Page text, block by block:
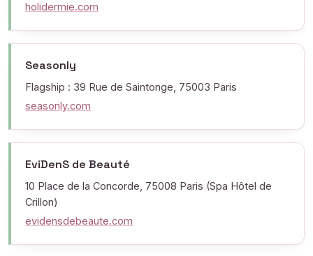
holidermie.com
Seasonly
Flagship : 39 Rue de Saintonge, 75003 Paris
seasonly.com
EviDenS de Beauté
10 Place de la Concorde, 75008 Paris (Spa Hôtel de
Crillon)
evidensdebeaute.com